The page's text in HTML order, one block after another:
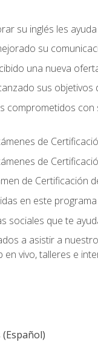
su inglés les
su
una nueva
sus objetivos
comprometidos
de
de
de Certificación
en este
sociales que te
a asistir a
vivo, talleres e